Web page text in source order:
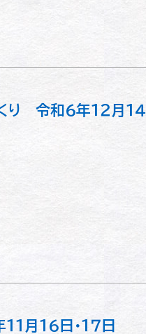
り 令和６年１２月１４
月１６日・１７日